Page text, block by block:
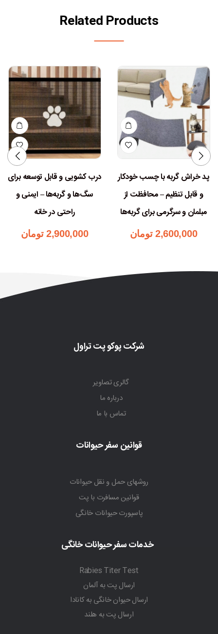
Related Products
پد خراش گربه با چسب خودکار
و قابل تنظیم – محافظت از
مبلمان و سرگرمی برای گربه‌ها
2,600,000 تومان
درب کشویی و قابل توسعه برای
سگ‌ها و گربه‌ها – ایمنی و
راحتی در خانه
2,900,000 تومان
شرکت پوکو پت تراول
گالری تصاویر
درباره ما
تماس با ما
قوانین سفر حیوانات
روشهای حمل و نقل حیوانات
قوانین مسافرت با پت
پاسپورت حیوانات خانگی
خدمات سفر حیوانات خانگی
Rabies Titer Test
ارسال پت به آلمان
ارسال حیوان خانگی به کانادا
ارسال پت به هلند